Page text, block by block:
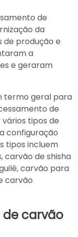
de
da
de produção e
a
e geraram
termo geral para
de
tipos de
configuração
tipos incluem
carvão de shisha
carvão para
carvão
carvão